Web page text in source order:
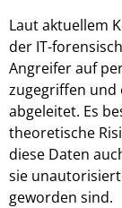
Laut aktuellem
der IT-
Angreifer auf
zugegriffen und
abgeleitet. Es
theoretische
diese Daten
sie
geworden sind.